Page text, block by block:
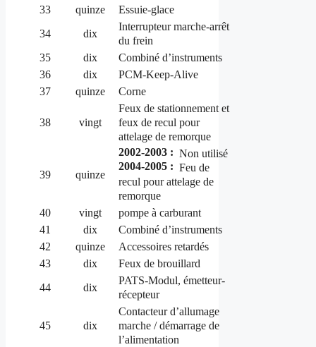
33
quinze
Essuie-glace
34
dix
Interrupteur marche-arrêt
du frein
35
dix
Combiné d’instruments
36
dix
PCM-Keep-Alive
37
quinze Corne
38 vingt
Feux de stationnement et
feux de recul pour
attelage de remorque
39 quinze
2002-2003 : Non utilisé
2004-2005 : Feu de
recul pour attelage de
remorque
40
vingt
pompe à carburant
41
dix
Combiné d’instruments
42
quinze
Accessoires retardés
43
dix
Feux de brouillard
44
dix
PATS-Modul, émetteur-
récepteur
45 dix
Contacteur d’allumage
marche / démarrage de
l’alimentation